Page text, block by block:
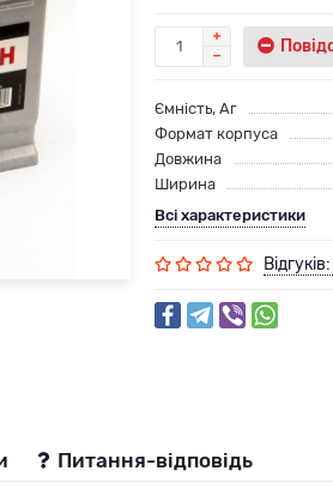
Ємність, Аг
Формат корпуса
Довжина
Ширина
Всі характеристики
Питання-відповідь